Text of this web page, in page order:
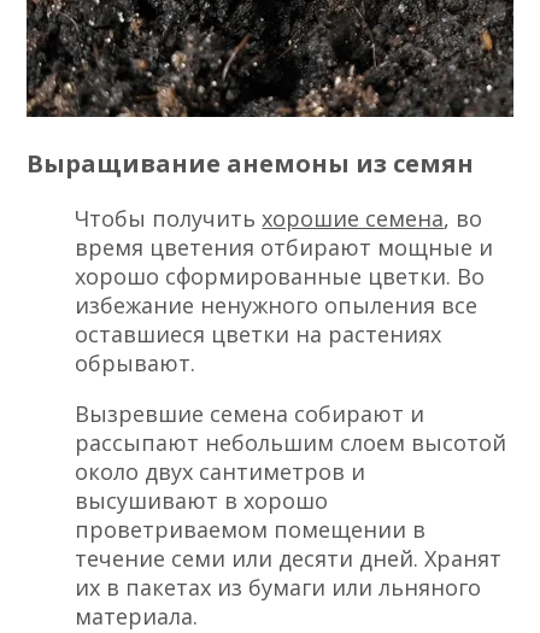
Выращивание анемоны из семян
Чтобы получитьхорошие семена, во
время цветения отбирают мощные и
хорошо сформированные цветки. Во
избежание ненужного опыления все
оставшиеся цветки на растениях
обрывают.
Вызревшие семена собирают и
рассыпают небольшим слоем высотой
около двух сантиметров и
высушивают в хорошо
проветриваемом помещении в
течение семи или десяти дней. Хранят
их в пакетах из бумаги или льняного
материала.